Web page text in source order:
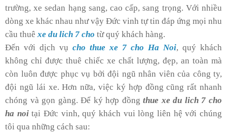
trường, xe sedan hạng sang, cao cấp, sang trọng. Với nhiều
dòng xe khác nhau như vậy Đức vinh tự tin đáp ứng mọi nhu
cầu thuê xe du lich 7 cho từ quý khách hàng.
Đến với dịch vụ cho thue xe 7 cho Ha Noi, quý khách
không chỉ được thuê chiếc xe chất lượng, đẹp, an toàn mà
còn luôn được phục vụ bởi đội ngũ nhân viên của công ty,
đội ngũ lái xe. Hơn nữa, việc ký hợp đồng cũng rất nhanh
chóng và gọn gàng. Để ký hợp đồngthue xe du lich 7 cho
ha noitại Đức vinh, quý khách vui lòng liên hệ với chúng
tôi qua những cách sau: